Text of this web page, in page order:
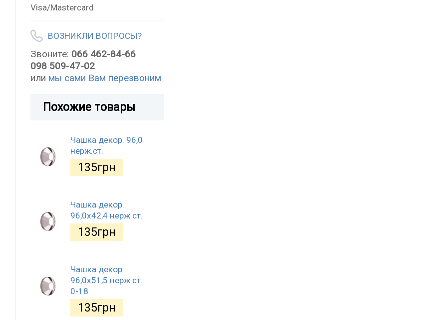
Visa/Mastercard
ВОЗНИКЛИ ВОПРОСЫ?
Звоните: 066 462-84-66
098 509-47-02
или мы сами Вам перезвоним
Похожие товары
Чашка декор. 96,0
нерж.ст.
135грн
Чашка декор.
96,0х42,4 нерж.ст.
135грн
Чашка декор.
96,0х51,5 нерж.ст.
0-18
135грн